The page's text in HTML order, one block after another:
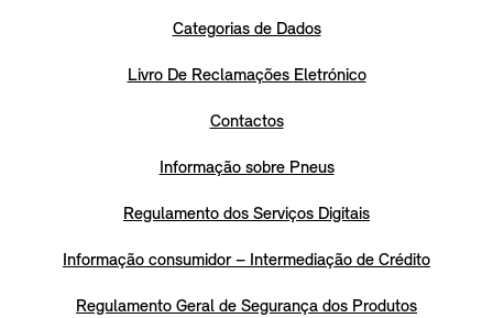
Categorias de Dados
Livro De Reclamações Eletrónico
Contactos
Informação sobre Pneus
Regulamento dos Serviços Digitais
Informação consumidor – Intermediação de Crédito
Regulamento Geral de Segurança dos Produtos